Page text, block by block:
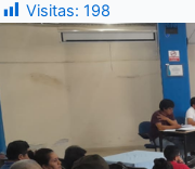
Visitas: 198